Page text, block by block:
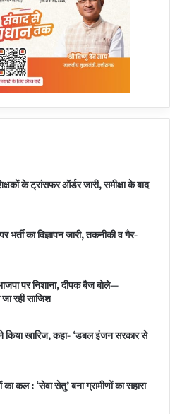
के ट्रांसफर ऑर्डर जारी, समीक्षा के बाद
भर्ती का विज्ञापन जारी, तकनीकी व गैर-
पर निशाना, दीपक बैज बोले—
रही साजिश
किया खारिज, कहा- ‘डबल इंजन सरकार से
का कल : ‘सेवा सेतु’ बना ग्रामीणों का सहारा